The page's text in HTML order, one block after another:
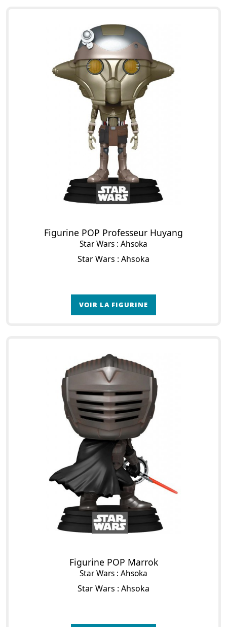
Figurine POP Professeur Huyang
Star Wars : Ahsoka
Star Wars : Ahsoka
VOIR LA FIGURINE
Figurine POP Marrok
Star Wars : Ahsoka
Star Wars : Ahsoka